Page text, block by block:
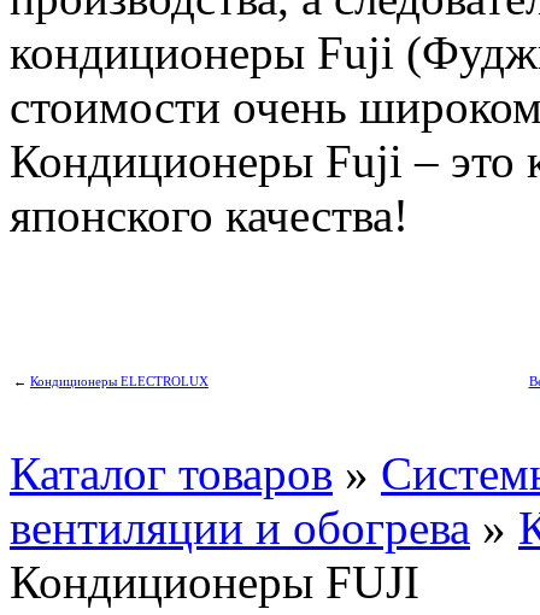
кондиционеры Fuji
стоимости очень
Кондиционеры Fuji – это
японского качества!
← Кондиционеры ELECTROLUX
Каталог товаров »
вентиляции и обогрева »
Кондиционеры FUJI